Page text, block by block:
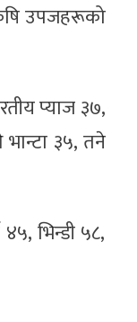
उपजहरूको
प्याज ३७,
३५, तने
भिन्डी ५८,